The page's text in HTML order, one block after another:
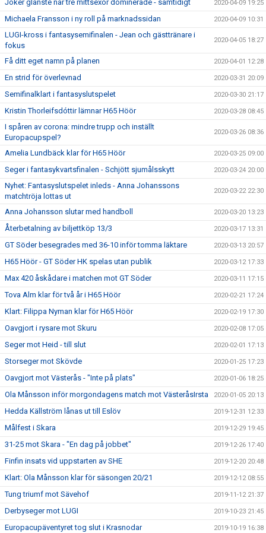
Joker glänste när tre mittsexor dominerade - samtidigt 2020-04-09 19:25
Michaela Fransson i ny roll på marknadssidan 2020-04-09 10:31
LUGI-kross i fantasysemifinalen - Jean och gästtränare i
fokus
2020-04-05 18:27
Få ditt eget namn på planen 2020-04-01 12:28
En strid för överlevnad 2020-03-31 20:09
Semifinalklart i fantasyslutspelet 2020-03-30 21:17
Kristin Thorleifsdóttir lämnar H65 Höör 2020-03-28 08:45
I spåren av corona: mindre trupp och inställt
Europacupspel?
2020-03-26 08:36
Amelia Lundbäck klar för H65 Höör 2020-03-25 09:00
Seger i fantasykvartsfinalen - Schjött sjumålsskytt 2020-03-24 20:00
Nyhet: Fantasyslutspelet inleds - Anna Johanssons
matchtröja lottas ut
2020-03-22 22:30
Anna Johansson slutar med handboll 2020-03-20 13:23
Återbetalning av biljettköp 13/3 2020-03-17 13:31
GT Söder besegrades med 36-10 inför tomma läktare 2020-03-13 20:57
H65 Höör - GT Söder HK spelas utan publik 2020-03-12 17:33
Max 420 åskådare i matchen mot GT Söder 2020-03-11 17:15
Tova Alm klar för två år i H65 Höör 2020-02-21 17:24
Klart: Filippa Nyman klar för H65 Höör 2020-02-19 17:30
Oavgjort i rysare mot Skuru 2020-02-08 17:05
Seger mot Heid - till slut 2020-02-01 17:13
Storseger mot Skövde 2020-01-25 17:23
Oavgjort mot Västerås - "Inte på plats" 2020-01-06 18:25
Ola Månsson inför morgondagens match mot VästeråsIrsta 2020-01-05 20:13
Hedda Källström lånas ut till Eslöv 2019-12-31 12:33
Målfest i Skara 2019-12-29 19:45
31-25 mot Skara - "En dag på jobbet" 2019-12-26 17:40
Finfin insats vid uppstarten av SHE 2019-12-20 20:48
Klart: Ola Månsson klar för säsongen 20/21 2019-12-12 08:55
Tung triumf mot Sävehof 2019-11-12 21:37
Derbyseger mot LUGI 2019-10-23 21:45
Europacupäventyret tog slut i Krasnodar 2019-10-19 16:38